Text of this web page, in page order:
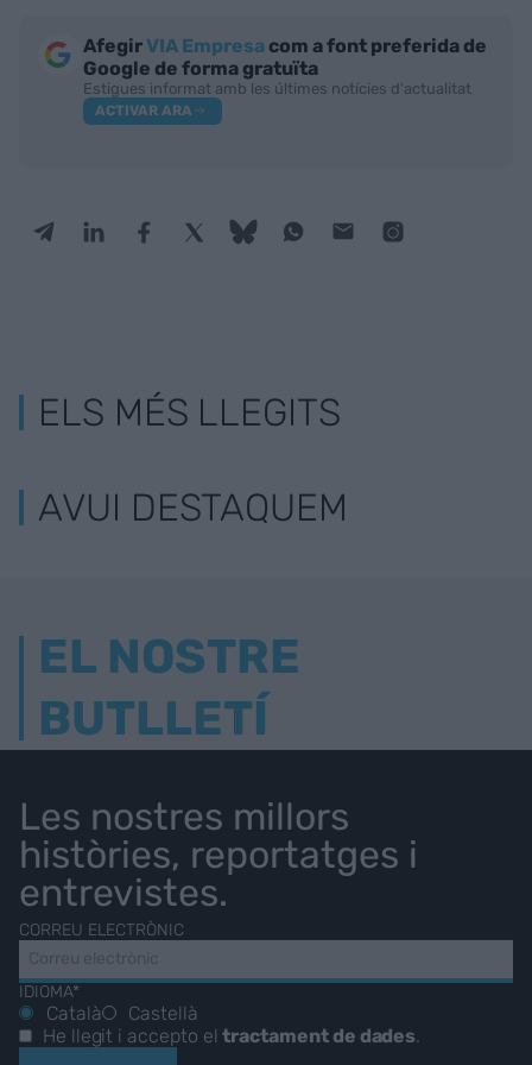
AfegirVIA Empresa com a font preferida de
Google de forma gratuïta
Estigues informat amb les últimes notícies d'actualitat
ACTIVAR ARA
ELS MÉS LLEGITS
AVUI DESTAQUEM
EL NOSTRE
BUTLLETÍ
Les nostres millors
històries, reportatges i
entrevistes.
CORREU ELECTRÒNIC
IDIOMA*
Català
Castellà
He llegit i accepto eltractament de dades.